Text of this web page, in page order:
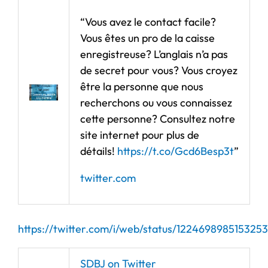
“Vous avez le contact facile?
Vous êtes un pro de la caisse
enregistreuse? L’anglais n’a pas
de secret pour vous? Vous croyez
être la personne que nous
recherchons ou vous connaissez
cette personne? Consultez notre
site internet pour plus de
détails! https://t.co/Gcd6Besp3t”
twitter.com
https://twitter.com/i/web/status/
SDBJ on Twitter